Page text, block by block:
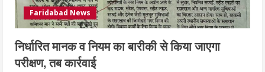
Faridabad News
निर्धारित मानक व नियम का बारीकी से किया जाएगा
परीक्षण, तब कार्रवाई